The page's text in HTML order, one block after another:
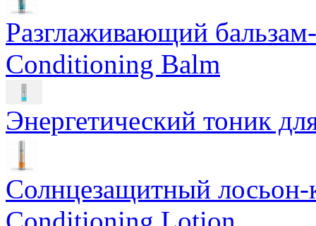
Разглаживающий
Conditioning Balm
Энергетический тоник
Солнцезащитный